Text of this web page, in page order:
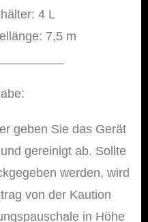
4 L
7,5 m
geben Sie das Gerät
gereinigt ab. Sollte
werden, wird
von der Kaution
in Höhe